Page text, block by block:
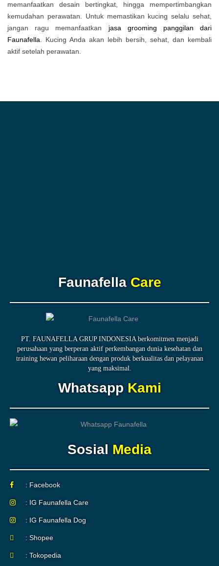
memanfaatkan desain bertingkat, hingga mempertimbangkan
kemudahan perawatan. Untuk memastikan kucing selalu sehat,
jangan ragu memanfaatkan jasa grooming panggilan dari
Faunafella . Kucing Anda akan lebih bersih, sehat, dan kembali
aktif setelah perawatan.
FaunafellaCare
PT. FAUNAFELLA GRUP INDONESIA berkomitmen menjadi
perusahaan yang berperan aktif perkembangan dunia kesehatan dan
training hewan peliharaan dengan produk berkualitas dan pelayanan
yang maksimal.
WhatsappKami
Sosial Media
: Facebook
: IG Faunafella Care
: IG Faunafella Dog
: Shopee
: Tokopedia